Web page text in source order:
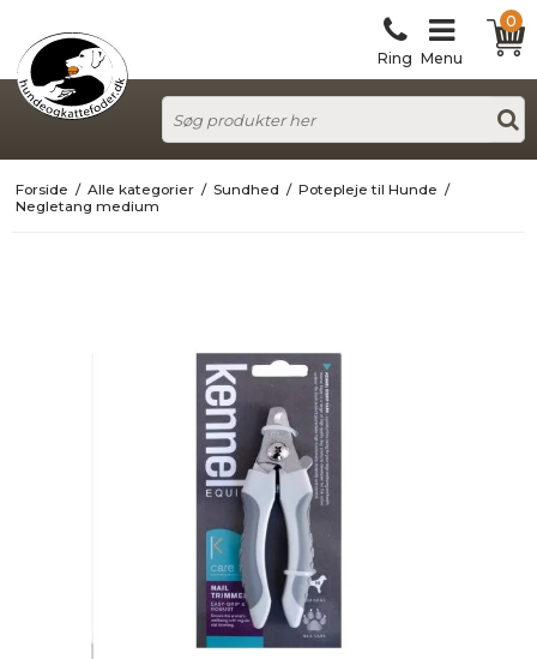
Ring Menu
0
Forside / Alle kategorier / Sundhed / Potepleje til Hunde /
Negletang medium